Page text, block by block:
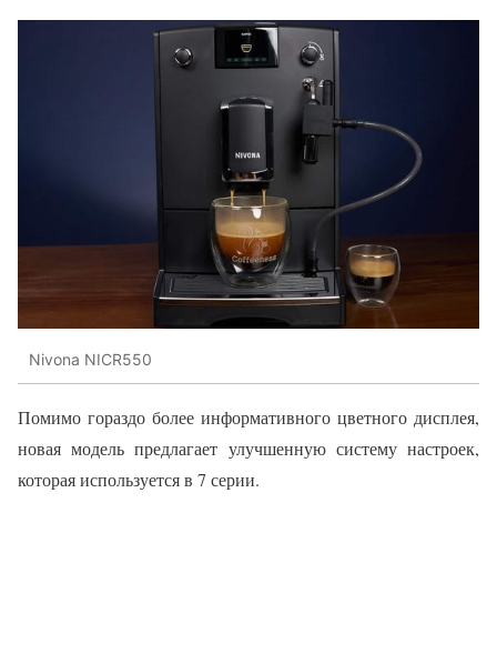
Nivona NICR550
Помимо гораздо более информативного цветного дисплея,
новая модель предлагает улучшенную систему настроек,
которая используется в 7 серии.